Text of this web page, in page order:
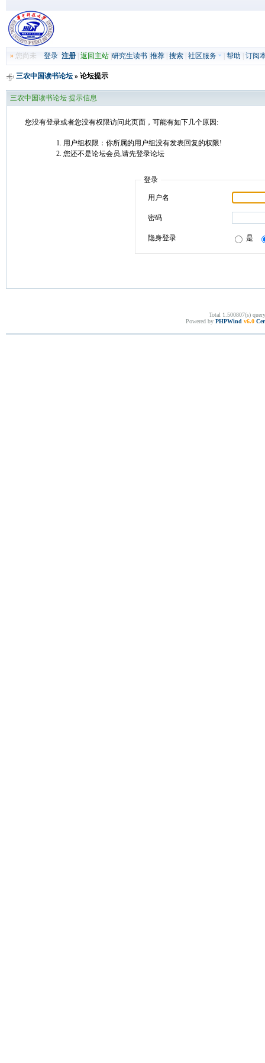
»您尚未 登录 注册| 返回主站| 研究生读书| 推荐| 搜索| 社区服务 帮助 订阅
三农中国读书论坛» 论坛提示
三农中国读书论坛 提示信息
您没有登录或者您没有权限访问此页面，可能有如下几个原因:
用户组权限：你所属的用户组没有发表回复的权限!
您还不是论坛会员,请先登录论坛
登录
用户名
密码
隐身登录 是
Total 1.500807(s)
Powered by PHPWind v6.0